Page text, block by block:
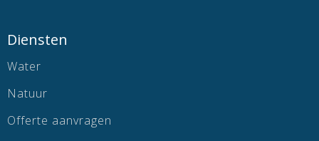
Diensten
Water
Natuur
Offerte aanvragen